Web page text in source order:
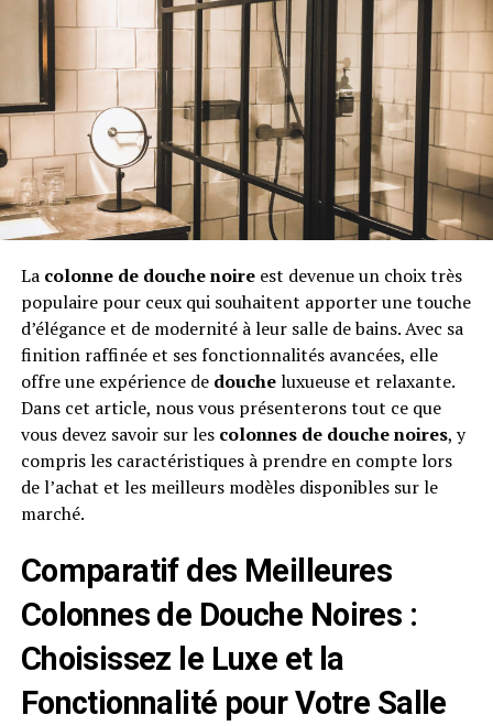
La colonne de douche noireest devenue un choix très
populaire pour ceux qui souhaitent apporter une touche
d’élégance et de modernité à leur salle de bains. Avec sa
finition raffinée et ses fonctionnalités avancées, elle
offre une expérience de doucheluxueuse et relaxante.
Dans cet article, nous vous présenterons tout ce que
vous devez savoir sur les colonnes de douche noires, y
compris les caractéristiques à prendre en compte lors
de l’achat et les meilleurs modèles disponibles sur le
marché.
Comparatif des Meilleures
Colonnes de Douche Noires :
Choisissez le Luxe et la
Fonctionnalité pour Votre Salle